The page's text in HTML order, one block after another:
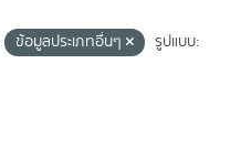
ข้อมูลประเภทอื่นๆ
รูปแบบ: